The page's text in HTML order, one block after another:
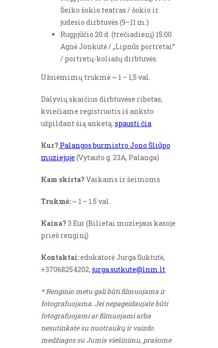
Šeiko šokio teatras / šokio ir
judesio dirbtuvės (9–11 m.)
Rugpjūčio 20 d. (trečiadienį) 15:00
Agnė Jonkutė / „Lipnūs portretai“
/ portretų-koliažų dirbtuvės.
Užsiėmimų trukmė ~ 1 – 1,5 val.
Dalyvių skaičius dirbtuvėse ribotas,
kviečiame registruotis iš anksto
užpildant šią anketą: spausti čia
Kur? Palangos burmistro Jono Šliūpo
muziejuje (Vytauto g. 23A, Palanga)
Kam skirta? Vaikams ir šeimoms
Trukmė: ~ 1 – 1.5 val.
Kaina? 3 Eur (Bilietai muziejaus kasoje
prieš renginį)
Kontaktai:edukatorė Jurga Suktutė,
+37068254202, jurga.sutkute@lnm.lt
* Renginio metu gali būti filmuojama ir
fotografuojama. Jei nepageidaujate būti
fotografuojami ar filmuojami arba
nesutinkate su nuotraukų ir vaizdo
medžiagos su Jumis viešinimu, prašome